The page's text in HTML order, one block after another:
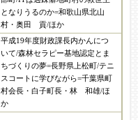
となりうるのか=和歌山県北山
村・奥田 貢/ほか
平成19年度財政課長内かんにつ
いて/森林セラピー基地認定とま
ちづくりの夢=長野県上松町/テニ
スコートに学びながら=千葉県町
村会長・白子町長・林 和雄/ほ
か